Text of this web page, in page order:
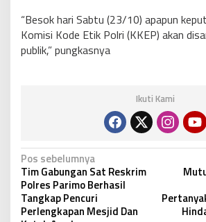
“Besok hari Sabtu (23/10) apapun
Komisi Kode Etik Polri (KKEP) akan
publik,” pungkasnya
Ikuti Kami
N
a
v
Pos sebelumnya
Tim Gabungan Sat Reskrim
Polres Parimo Berhasil
Tangkap Pencuri
Perlengkapan Mesjid Dan